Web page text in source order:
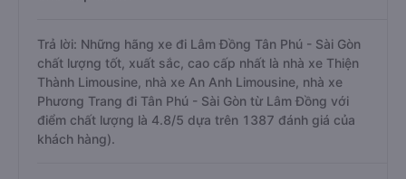
Trả lời: Những hãng xe đi Lâm Đồng Tân Phú - Sài Gòn
chất lượng tốt, xuất sắc, cao cấp nhất là nhà xe Thiện
Thành Limousine, nhà xe An Anh Limousine, nhà xe
Phương Trang đi Tân Phú - Sài Gòn từ Lâm Đồng với
điểm chất lượng là 4.8/5 dựa trên 1387 đánh giá của
khách hàng).